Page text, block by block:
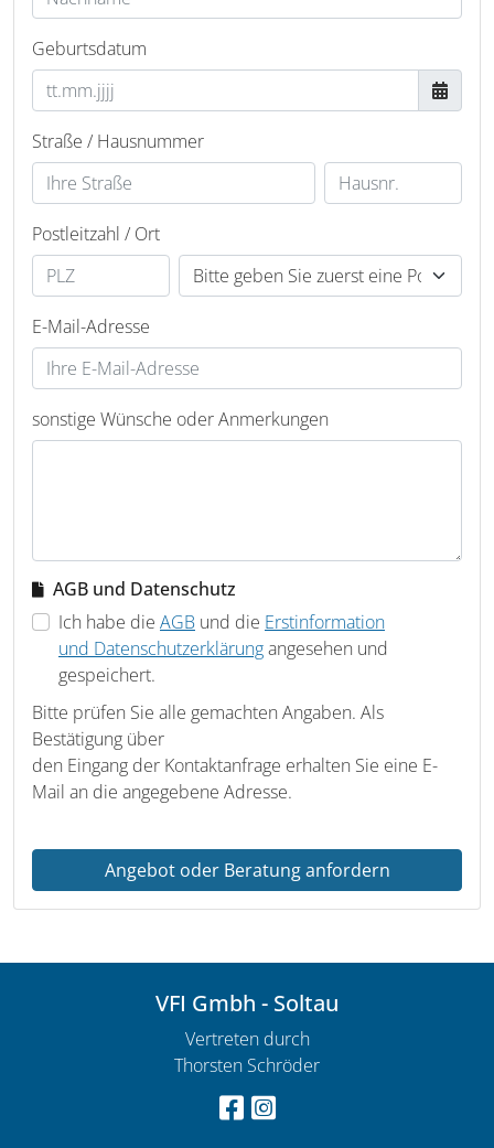
Geburtsdatum
Straße / Hausnummer
Postleitzahl / Ort
E-Mail-Adresse
sonstige Wünsche oder Anmerkungen
AGB und Datenschutz
Ich habe die AGB und die Erstinformation
und Datenschutzerklärungangesehen und
gespeichert.
Bitte prüfen Sie alle gemachten Angaben. Als
Bestätigung über
den Eingang der Kontaktanfrage erhalten Sie eine E-
Mail an die angegebene Adresse.
Angebot oder Beratung anfordern
VFI Gmbh - Soltau
Vertreten durch
Thorsten Schröder